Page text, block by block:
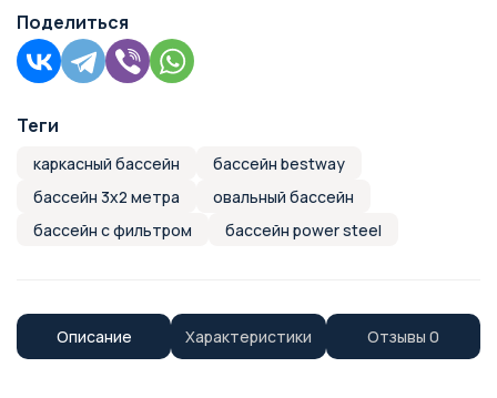
Поделиться
Теги
каркасный бассейн
бассейн bestway
бассейн 3х2 метра
овальный бассейн
бассейн с фильтром
бассейн power steel
Описание Характеристики Отзывы 0